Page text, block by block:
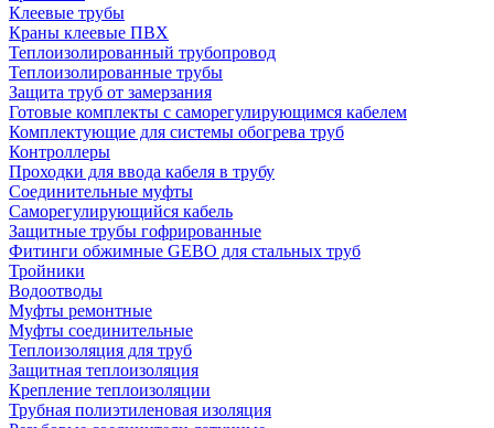
Клеевые трубы
Краны клеевые ПВХ
Теплоизолированный трубопровод
Теплоизолированные трубы
Защита труб от замерзания
Готовые комплекты с саморегулирующимся кабелем
Комплектующие для системы обогрева труб
Контроллеры
Проходки для ввода кабеля в трубу
Соединительные муфты
Саморегулирующийся кабель
Защитные трубы гофрированные
Фитинги обжимные GEBO для стальных труб
Тройники
Водоотводы
Муфты ремонтные
Муфты соединительные
Теплоизоляция для труб
Защитная теплоизоляция
Крепление теплоизоляции
Трубная полиэтиленовая изоляция